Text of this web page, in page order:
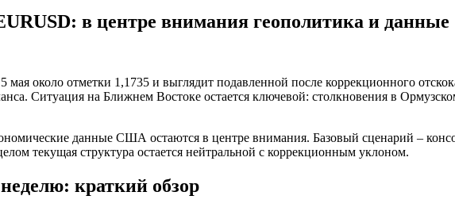
в центре внимания геополитика и данные
около отметки 1,1735 и выглядит подавленной после коррекционного
Ситуация на Ближнем Востоке остается ключевой: столкновения в
данные США остаются в центре внимания. Базовый сценарий –
текущая структура остается нейтральной с коррекционным уклоном.
краткий обзор